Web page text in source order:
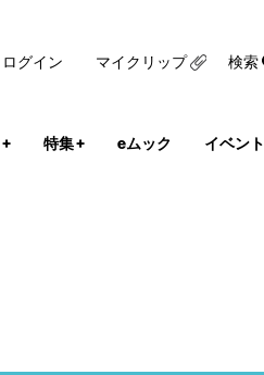
+ 特集+ eムック イベント
ログイン マイクリップ 検索